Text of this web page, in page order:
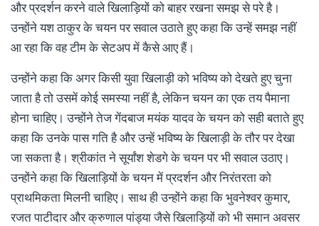
और प्रदर्शन करने वाले खिलाड़ियों को बाहर रखना समझ से परे है।
उन्होंने यश ठाकुर के चयन पर सवाल उठाते हुए कहा कि उन्हें समझ नहीं
आ रहा कि वह टीम के सेटअप में कैसे आए हैं।
उन्होंने कहा कि अगर किसी युवा खिलाड़ी को भविष्य को देखते हुए चुना
जाता है तो उसमें कोई समस्या नहीं है, लेकिन चयन का एक तय पैमाना
होना चाहिए। उन्होंने तेज गेंदबाज मयंक यादव के चयन को सही बताते हुए
कहा कि उनके पास गति है और उन्हें भविष्य के खिलाड़ी के तौर पर देखा
जा सकता है। श्रीकांत ने सूर्यांश शेडगे के चयन पर भी सवाल उठाए।
उन्होंने कहा कि खिलाड़ियों के चयन में प्रदर्शन और निरंतरता को
प्राथमिकता मिलनी चाहिए। साथ ही उन्होंने कहा कि भुवनेश्वर कुमार,
रजत पाटीदार और क्रुणाल पांड्या जैसे खिलाड़ियों को भी समान अवसर